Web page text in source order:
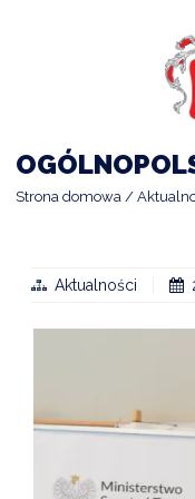
Strona domowa
Aktualności